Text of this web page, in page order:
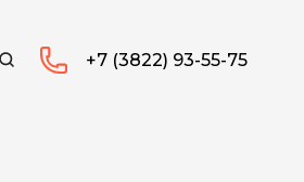
+7 (3822) 93-55-75